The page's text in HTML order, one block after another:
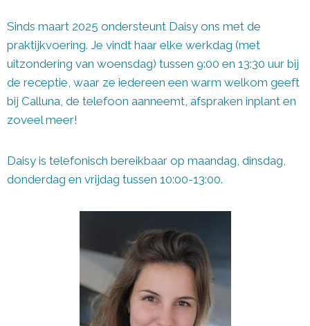
Sinds maart 2025 ondersteunt Daisy ons met de
praktijkvoering. Je vindt haar elke werkdag (met
uitzondering van woensdag) tussen 9:00 en 13:30 uur bij
de receptie, waar ze iedereen een warm welkom geeft
bij Calluna, de telefoon aanneemt, afspraken inplant en
zoveel meer!
Daisy is telefonisch bereikbaar op maandag, dinsdag,
donderdag en vrijdag tussen 10:00-13:00.